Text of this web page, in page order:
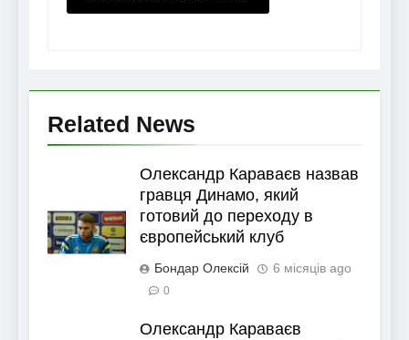
Related News
Олександр Караваєв назвав
гравця Динамо, який
готовий до переходу в
європейський клуб
Бондар Олексій 6 місяців ago
0
Олександр Караваєв